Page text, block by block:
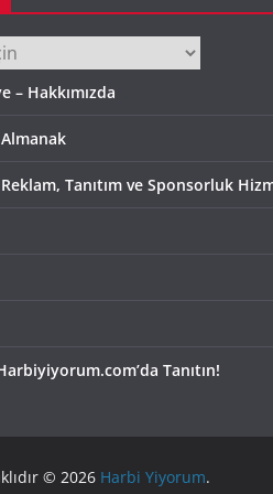
– Hakkımızda
Tanıtım ve Sponsorluk
Tanıtın!
© 2026 Harbi Yiyorum.